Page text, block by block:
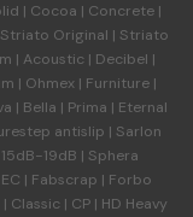
| Cocoa | Concrete |
Striato Original | Striato
| Acoustic | Decibel |
| Ohmex | Furniture |
| Bella | Prima | Eternal
antislip | Sarlon
19dB | Sphera
| Fabscrap | Forbo
| Classic | CP| HD Heavy